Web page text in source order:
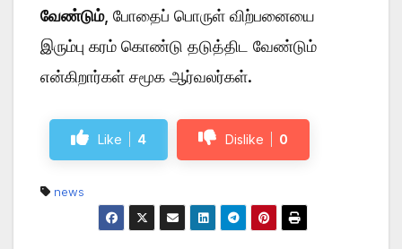
வேண்டும், போதைப் பொருள் விற்பனையை
இரும்பு கரம் கொண்டு தடுத்திட வேண்டும்
என்கிறார்கள் சமூக ஆர்வலர்கள்.
Like 4 Dislike 0
news